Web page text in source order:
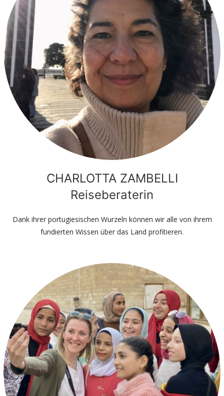
CHARLOTTA ZAMBELLI
Reiseberaterin
Dank ihrer portugiesischen Wurzeln können wir alle von ihrem
fundierten Wissen über das Land profitieren.